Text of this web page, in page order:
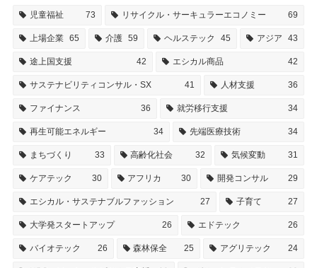
児童福祉 73 リサイクル・サーキュラーエコノミー 69
上場企業 65 介護 59 ヘルステック 45 アジア 43
途上国支援 42 エシカル商品 42
サステナビリティコンサル・SX 41 人材支援 36
ファイナンス 36 就労移行支援 34
再生可能エネルギー 34 先端医療技術 34
まちづくり 33 高齢化社会 32 気候変動 31
ケアテック 30 アフリカ 30 開発コンサル 29
エシカル・サステナブルファッション 27 子育て 27
大学発スタートアップ 26 エドテック 26
バイオテック 26 森林保全 25 アグリテック 24